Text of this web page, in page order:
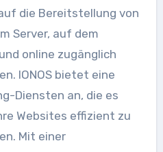
die Bereitstellung von
Server, auf dem
online zugänglich
IONOS bietet eine
Diensten an, die es
Websites effizient zu
Mit einer